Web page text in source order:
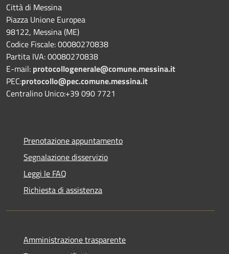
Città di Messina
Piazza Unione Europea
98122, Messina (ME)
Codice Fiscale: 00080270838
Partita IVA: 00080270838
E-mail: protocollogenerale@comune.messina.it
PEC:protocollo@pec.comune.messina.it
Centralino Unico:+39 090 7721
Prenotazione appuntamento
Segnalazione disservizio
Leggi le FAQ
Richiesta di assistenza
Amministrazione trasparente